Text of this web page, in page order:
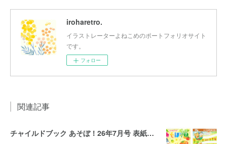
iroharetro.
イラストレーターよねこめのポートフォリオサイト
です。
フォロー
関連記事
チャイルドブック あそぼ！26年7月号 表紙・裏表紙